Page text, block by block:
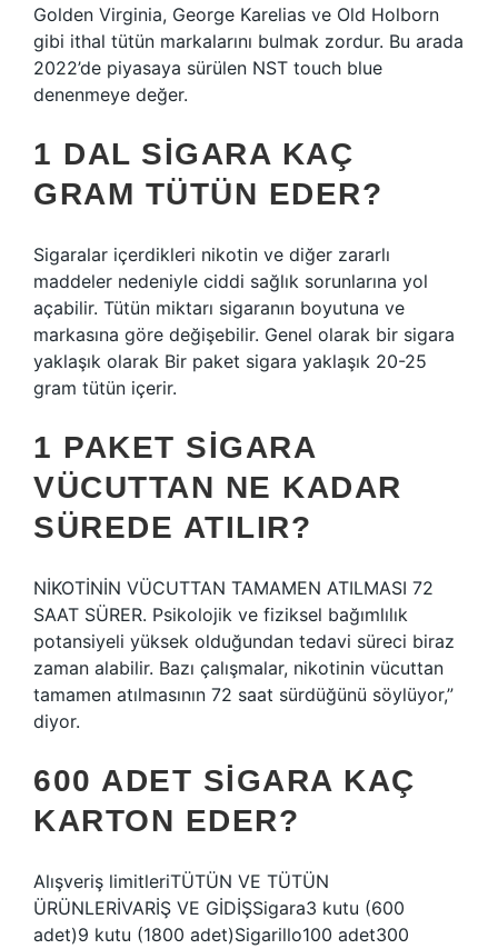
Golden Virginia, George Karelias ve Old Holborn
gibi ithal tütün markalarını bulmak zordur. Bu arada
2022’de piyasaya sürülen NST touch blue
denenmeye değer.
1 DAL SIGARA KAÇ
GRAM TÜTÜN EDER?
Sigaralar içerdikleri nikotin ve diğer zararlı
maddeler nedeniyle ciddi sağlık sorunlarına yol
açabilir. Tütün miktarı sigaranın boyutuna ve
markasına göre değişebilir. Genel olarak bir sigara
yaklaşık olarak Bir paket sigara yaklaşık 20-25
gram tütün içerir.
1 PAKET SIGARA
VÜCUTTAN NE KADAR
SÜREDE ATILIR?
NİKOTİNİN VÜCUTTAN TAMAMEN ATILMASI 72
SAAT SÜRER. Psikolojik ve fiziksel bağımlılık
potansiyeli yüksek olduğundan tedavi süreci biraz
zaman alabilir. Bazı çalışmalar, nikotinin vücuttan
tamamen atılmasının 72 saat sürdüğünü söylüyor,”
diyor.
600 ADET SIGARA KAÇ
KARTON EDER?
Alışveriş limitleriTÜTÜN VE TÜTÜN
ÜRÜNLERİVARİŞ VE GİDİŞSigara3 kutu (600
adet)9 kutu (1800 adet)Sigarillo100 adet300